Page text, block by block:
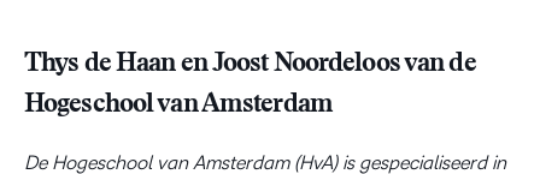
Thys de Haan en Joost Noordeloos van de
Hogeschool van Amsterdam
De Hogeschool van Amsterdam (HvA) is gespecialiseerd in